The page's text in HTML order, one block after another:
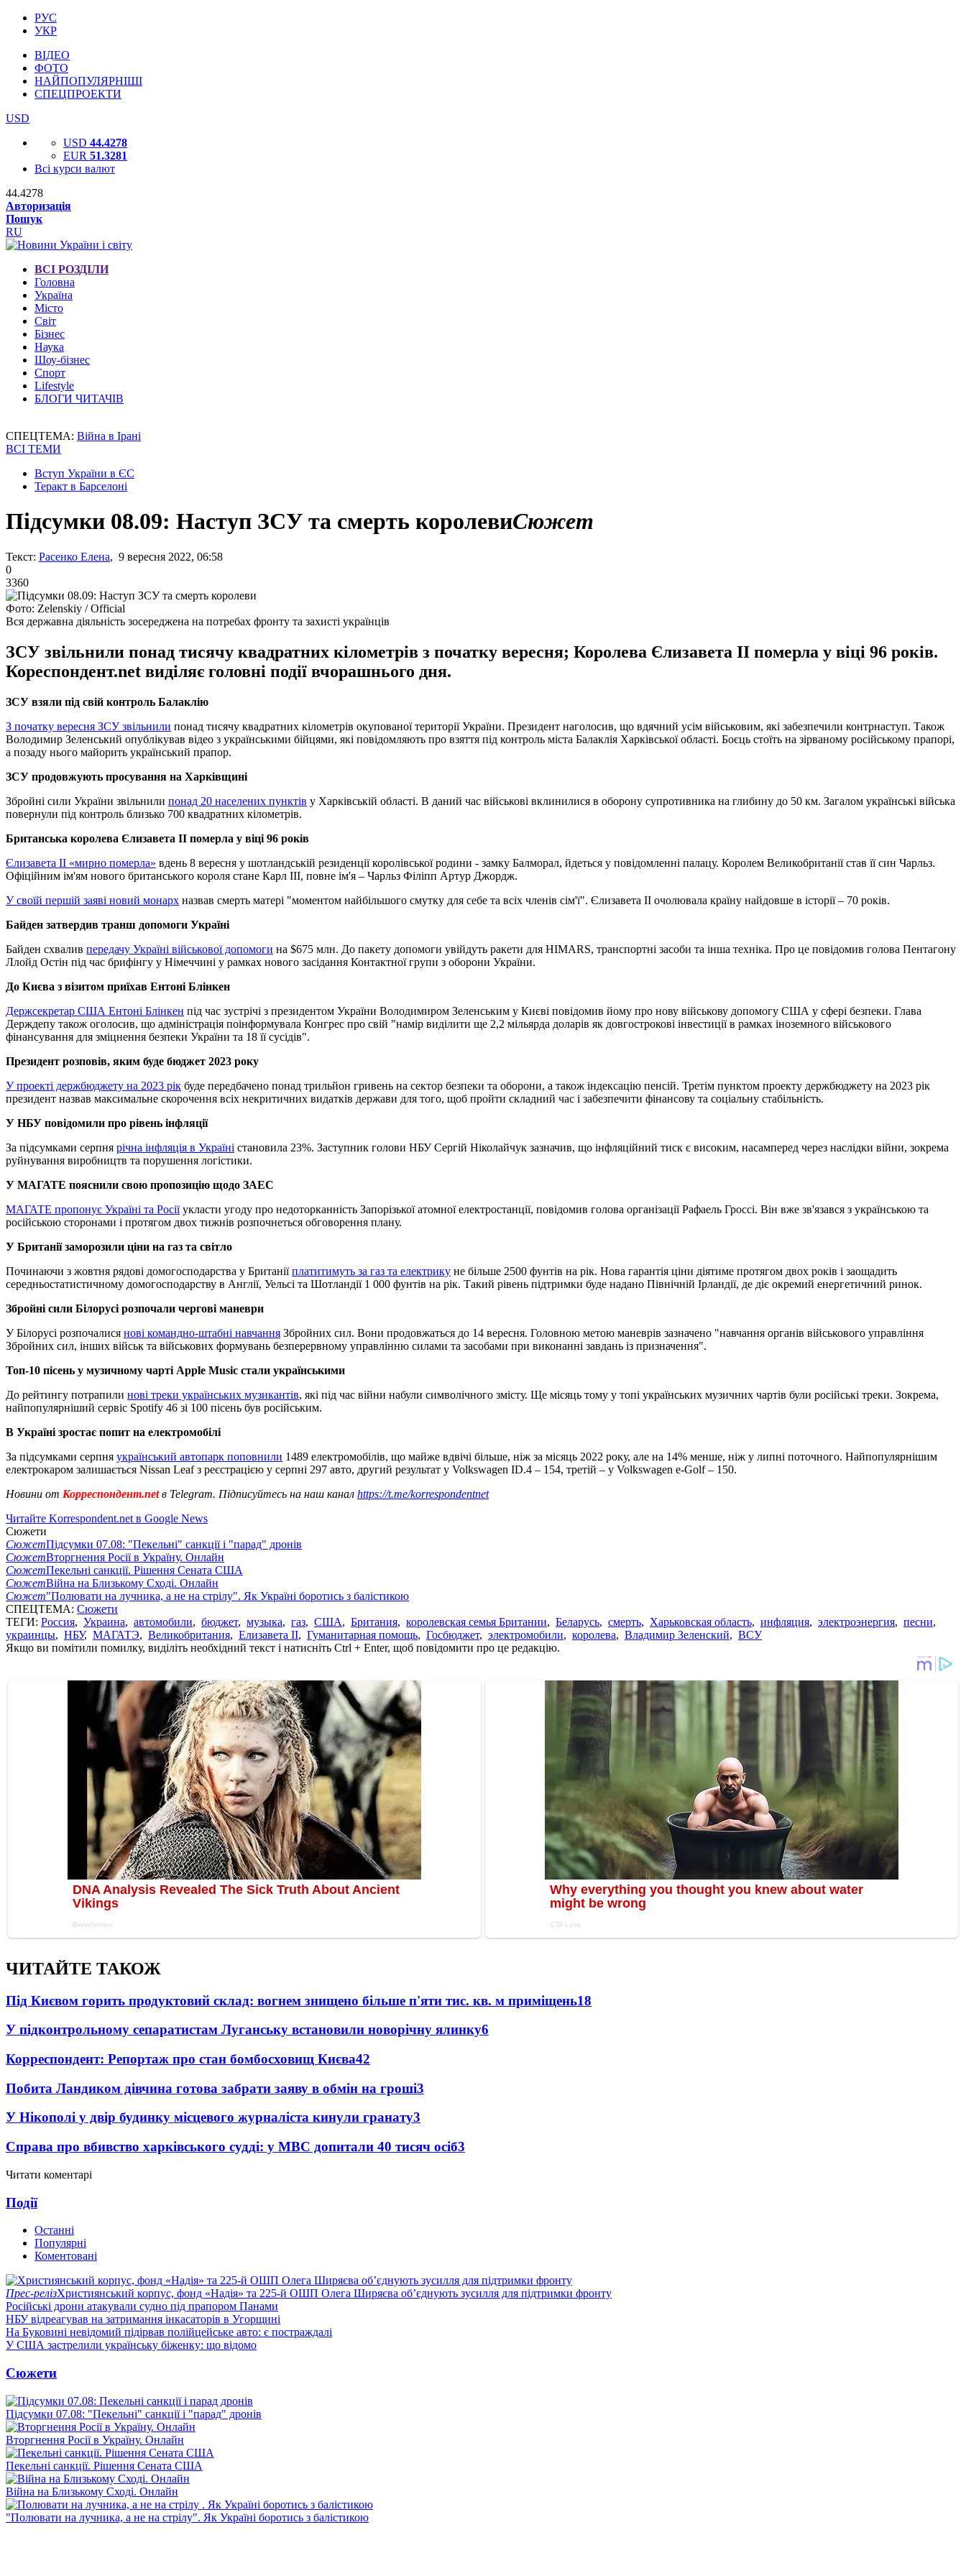
РУС
УКР
ВІДЕО
ФОТО
НАЙПОПУЛЯРНІШІ
СПЕЦПРОЕКТИ
USD
USD 44.4278
EUR 51.3281
Всі курси валют
44.4278
Авторизація
Пошук
RU
ВСІ РОЗДІЛИ
Головна
Україна
Місто
Світ
Бізнес
Наука
Шоу-бізнес
Спорт
Lifestyle
БЛОГИ ЧИТАЧІВ
СПЕЦТЕМА: Війна в Ірані
ВСІ ТЕМИ
Вступ України в ЄС
Теракт в Барселоні
Підсумки 08.09: Наступ ЗСУ та смерть королевиСюжет
Текст: Расенко Елена, 9 вересня 2022, 06:58
0
3360
Фото: Zelenskiy / Official
Вся державна діяльність зосереджена на потребах фронту та захисті українців
ЗСУ звільнили понад тисячу квадратних кілометрів з початку вересня; Королева Єлизавета II померла у віці 96 років.
Кореспондент.net виділяє головні події вчорашнього дня.
ЗСУ взяли під свій контроль Балаклію
З початку вересня ЗСУ звільнили понад тисячу квадратних кілометрів окупованої території України. Президент наголосив, що вдячний усім військовим, які забезпечили контрнаступ. Також
Володимир Зеленський опублікував відео з українськими бійцями, які повідомляють про взяття під контроль міста Балаклія Харківської області. Боєць стоїть на зірваному російському прапорі,
а позаду нього майорить український прапор.
ЗСУ продовжують просування на Харківщині
Збройні сили України звільнили понад 20 населених пунктів у Харківській області. В даний час військові вклинилися в оборону супротивника на глибину до 50 км. Загалом українські війська
повернули під контроль близько 700 квадратних кілометрів.
Британська королева Єлизавета II померла у віці 96 років
Єлизавета II «мирно померла» вдень 8 вересня у шотландській резиденції королівської родини - замку Балморал, йдеться у повідомленні палацу. Королем Великобританії став її син Чарльз.
Офіційним ім'ям нового британського короля стане Карл III, повне ім'я – Чарльз Філіпп Артур Джордж.
У своїй першій заяві новий монарх назвав смерть матері "моментом найбільшого смутку для себе та всіх членів сім'ї". Єлизавета II очолювала країну найдовше в історії – 70 років.
Байден затвердив транш допомоги Україні
Байден схвалив передачу Україні військової допомоги на $675 млн. До пакету допомоги увійдуть ракети для HIMARS, транспортні засоби та інша техніка. Про це повідомив голова Пентагону
Ллойд Остін під час брифінгу у Німеччині у рамках нового засідання Контактної групи з оборони України.
До Києва з візитом приїхав Ентоні Блінкен
Держсекретар США Ентоні Блінкен під час зустрічі з президентом України Володимиром Зеленським у Києві повідомив йому про нову військову допомогу США у сфері безпеки. Глава
Держдепу також оголосив, що адміністрація поінформувала Конгрес про свій "намір виділити ще 2,2 мільярда доларів як довгострокові інвестиції в рамках іноземного військового
фінансування для зміцнення безпеки України та 18 її сусідів".
Президент розповів, яким буде бюджет 2023 року
У проекті держбюджету на 2023 рік буде передбачено понад трильйон гривень на сектор безпеки та оборони, а також індексацію пенсій. Третім пунктом проекту держбюджету на 2023 рік
президент назвав максимальне скорочення всіх некритичних видатків держави для того, щоб пройти складний час і забезпечити фінансову та соціальну стабільність.
У НБУ повідомили про рівень інфляції
За підсумками серпня річна інфляція в Україні становила 23%. Заступник голови НБУ Сергій Ніколайчук зазначив, що інфляційний тиск є високим, насамперед через наслідки війни, зокрема
руйнування виробництв та порушення логістики.
У МАГАТЕ пояснили свою пропозицію щодо ЗАЕС
МАГАТЕ пропонує Україні та Росіїукласти угоду про недоторканність Запорізької атомної електростанції, повідомив голова організації Рафаель Гроссі. Він вже зв'язався з українською та
російською сторонами і протягом двох тижнів розпочнеться обговорення плану.
У Британії заморозили ціни на газ та світло
Починаючи з жовтня рядові домогосподарства у Британіїплатитимуть за газ та електрику не більше 2500 фунтів на рік. Нова гарантія ціни діятиме протягом двох років і заощадить
середньостатистичному домогосподарству в Англії, Уельсі та Шотландії 1 000 фунтів на рік. Такий рівень підтримки буде надано Північній Ірландії, де діє окремий енергетичний ринок.
Збройні сили Білорусі розпочали чергові маневри
У Білорусі розпочалися нові командно-штабні навчання Збройних сил. Вони продовжаться до 14 вересня. Головною метою маневрів зазначено "навчання органів військового управління
Збройних сил, інших військ та військових формувань безперервному управлінню силами та засобами при виконанні завдань із призначення".
Топ-10 пісень у музичному чарті Apple Music стали українськими
До рейтингу потрапили нові треки українських музикантів, які під час війни набули символічного змісту. Ще місяць тому у топі українських музичних чартів були російські треки. Зокрема,
найпопулярніший сервіс Spotify 46 зі 100 пісень був російським.
В Україні зростає попит на електромобілі
За підсумками серпня український автопарк поповнили 1489 електромобілів, що майже вдвічі більше, ніж за місяць 2022 року, але на 14% менше, ніж у липні поточного. Найпопулярнішим
електрокаром залишається Nissan Leaf з реєстрацією у серпні 297 авто, другий результат у Volkswagen ID.4 – 154, третій – у Volkswagen е-Golf – 150.
Новини от Корреспондент.netв Telegram. Підписуйтесь на наш канал https://t.me/korrespondentnet
Читайте Korrespondent.net в Google News
Сюжети
СюжетПідсумки 07.08: "Пекельні" санкції і "парад" дронів
СюжетВторгнення Росії в Україну. Онлайн
СюжетПекельні санкції. Рішення Сената США
СюжетВійна на Близькому Сході. Онлайн
Сюжет"Полювати на лучника, а не на стрілу". Як Україні боротись з балістикою
СПЕЦТЕМА: Сюжети
ТЕГИ: Россия, Украина, автомобили, бюджет, музыка, газ, США, Британия, королевская семья Британии, Беларусь, смерть, Харьковская область, инфляция, электроэнергия, песни,
украинцы, НБУ, МАГАТЭ, Великобритания, Елизавета II, Гуманитарная помощь, Госбюджет, электромобили, королева, Владимир Зеленский, ВСУ
Якщо ви помітили помилку, виділіть необхідний текст і натисніть Ctrl + Enter, щоб повідомити про це редакцію.
ЧИТАЙТЕ ТАКОЖ
Під Києвом горить продуктовий склад: вогнем знищено більше п'яти тис. кв. м приміщень18
У підконтрольному сепаратистам Луганську встановили новорічну ялинку6
Корреспондент: Репортаж про стан бомбосховищ Києва42
Побита Ландиком дівчина готова забрати заяву в обмін на гроші3
У Нікополі у двір будинку місцевого журналіста кинули гранату3
Справа про вбивство харківського судді: у МВС допитали 40 тисяч осіб3
Читати коментарі
Події
Останні
Популярні
Коментовані
Прес-релізХристиянський корпус, фонд «Надія» та 225-й ОШП Олега Ширяєва об’єднують зусилля для підтримки фронту
Російські дрони атакували судно під прапором Панами
НБУ відреагував на затримання інкасаторів в Угорщині
На Буковині невідомий підірвав полійцейське авто: є постраждалі
У США застрелили українську біженку: що відомо
Сюжети
Підсумки 07.08: "Пекельні" санкції і "парад" дронів
Вторгнення Росії в Україну. Онлайн
Пекельні санкції. Рішення Сената США
Війна на Близькому Сході. Онлайн
"Полювати на лучника, а не на стрілу". Як Україні боротись з балістикою